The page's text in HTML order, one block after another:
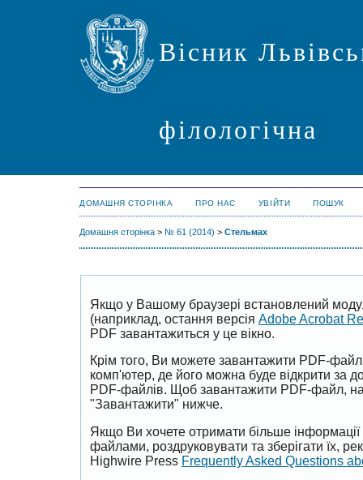
Вісник
філологічна
ДОМАШНЯ СТОРІНКА ПРО НАС УВІЙТИ ПОШУК
Домашня сторінка > № 61 (2014) > Стельмах
Якщо у Вашому браузері встановлений
(наприклад, остання версія Adobe Acrobat
PDF завантажиться у це вікно.
Крім того, Ви можете завантажити PDF-
комп'ютер, де його можна буде відкрити за
PDF-файлів. Щоб завантажити PDF-файл,
"Завантажити" нижче.
Якщо Ви хочете отримати більше
файлами, роздруковувати та зберігати їх,
Highwire Press Frequently Asked Questions